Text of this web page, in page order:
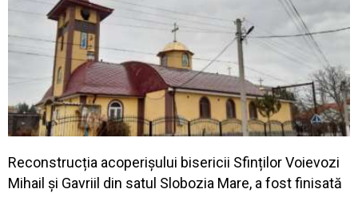
Reconstrucția acoperișului bisericii Sfinților Voievozi
Mihail și Gavriil din satul Slobozia Mare, a fost finisată